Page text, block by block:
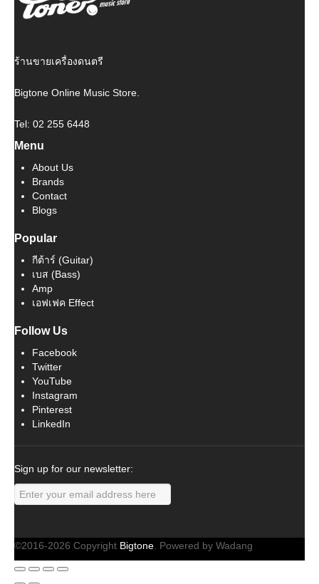
ร้านขายเครื่องดนตรี
Bigtone Online Music Store.
Tel: 02 255 6448
Menu
About Us
Brands
Contact
Blogs
Popular
กีต้าร์ (Guitar)
เบส (Bass)
Amp
เอฟเฟค Effect
Follow Us
Facebook
Twitter
YouTube
Instagram
Pinterest
LinkedIn
Sign up for our newsletter:
©2016-2026 Copyright Bigtone . Powered by Wadang